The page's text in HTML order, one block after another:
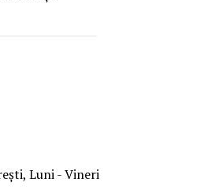
Luni - Vineri